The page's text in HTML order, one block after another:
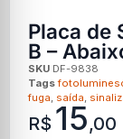
Placa de
B –
SKU DF-9838
Tags
fuga saída
R$ 15,00